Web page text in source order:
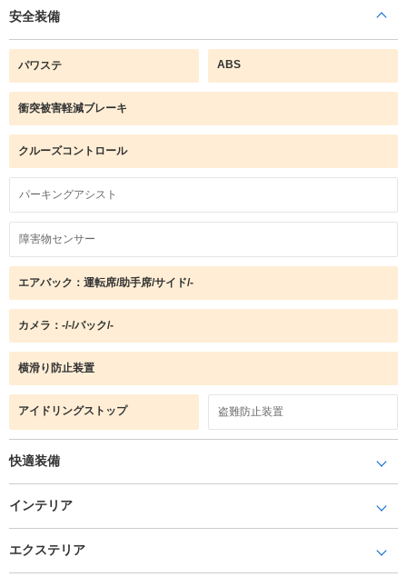
安全装備
パワステ ABS
衝突被害軽減ブレーキ
クルーズコントロール
パーキングアシスト
障害物センサー
エアバック：運転席/助手席/サイド/-
カメラ：-/-/バック/-
横滑り防止装置
アイドリングストップ 盗難防止装置
快適装備
インテリア
エクステリア